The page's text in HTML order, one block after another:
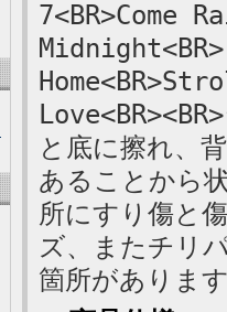
7<BR>Come
と底に擦れ、
あることから
所にすり傷と
ズ、またチリ
箇所がありま